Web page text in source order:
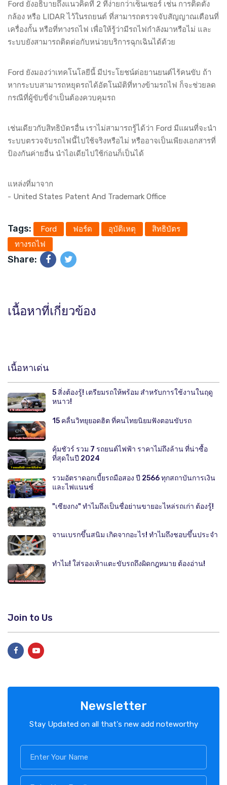
Ford ยังอธิบายถึงแนวคิดที่ 2 ที่ง่ายกว่าเซ็นเซอร์ เช่น การติดตั้ง
กล้อง หรือ LIDAR ไว้ในรถยนต์ ที่สามารถตรวจจับสัญญาณเตือนที่
เครื่องกั้น หรือที่ทางรถไฟ เพื่อให้รู้ว่ามีรถไฟกำลังมาหรือไม่ และ
ระบบยังสามารถติดต่อกับหน่วยบริการฉุกเฉินได้ด้วย
Ford ยังมองว่าเทคโนโลยีนี้ มีประโยชน์ต่อยานยนต์ไร้คนขับ ถ้า
หากระบบสามารถหยุดรถได้อัตโนมัติที่ทางข้ามรถไฟ ก็จะช่วยลด
กรณีที่ผู้ขับขี่จำเป็นต้องควบคุมรถ
เช่นเดียวกับสิทธิบัตรอื่น เราไม่สามารถรู้ได้ว่า Ford มีแผนที่จะนำ
ระบบตรวจจับรถไฟนี้ไปใช้จริงหรือไม่ หรืออาจเป็นเพียงเอกสารที่
ป้องกันค่ายอื่น นำไอเดียไปใช้ก่อนก็เป็นได้
แหล่งที่มาจาก
- United States Patent And Trademark Office
Tags: Ford ฟอร์ด อุบัติเหตุ
สิทธิบัตร
ทางรถไฟ
Share:
เนื้อหาที่เกี่ยวข้อง
เนื้อหาเด่น
5 สิ่งต้องรู้! เตรียมรถให้พร้อม สำหรับการใช้งานในฤดู
หนาว!
15 คลื่นวิทยุยอดฮิต ที่คนไทยนิยมฟังตอนขับรถ
คุ้มชัวร์ รวม 7 รถยนต์ไฟฟ้า ราคาไม่ถึงล้าน ที่น่าซื้อ
ที่สุดในปี 2024
รวมอัตราดอกเบี้ยรถมือสอง ปี 2566 ทุกสถาบันการเงิน
และไฟแนนซ์
"เซียงกง" ทำไมถึงเป็นชื่อย่านขายอะไหล่รถเก่า ต้องรู้!
จานเบรกขึ้นสนิม เกิดจากอะไร! ทำไมถึงชอบขึ้นประจำ
ทำไม! ใส่รองเท้าแตะขับรถถึงผิดกฎหมาย ต้องอ่าน!
Join to Us
Newsletter
Stay Updated on all that's new add noteworthy